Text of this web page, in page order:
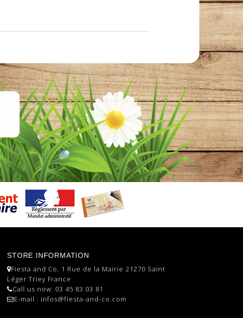
STORE INFORMATION
Fiesta and Co, 1 Rue de la Mairie 21270 Saint
Léger Triey France
Call us now: 03 45 83 03 81
E-mail : infos@fiesta-and-co.com